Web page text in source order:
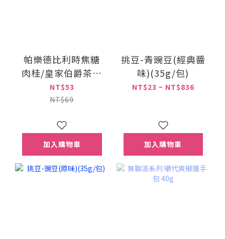
帕樂德比利時焦糖
肉桂/皇家伯爵茶煎
捲(餅乾)
NT$53
NT$69
加入購物車
挑豆-青豌豆(經典醬
味)(35g/包)
NT$23 ~ NT$836
加入購物車